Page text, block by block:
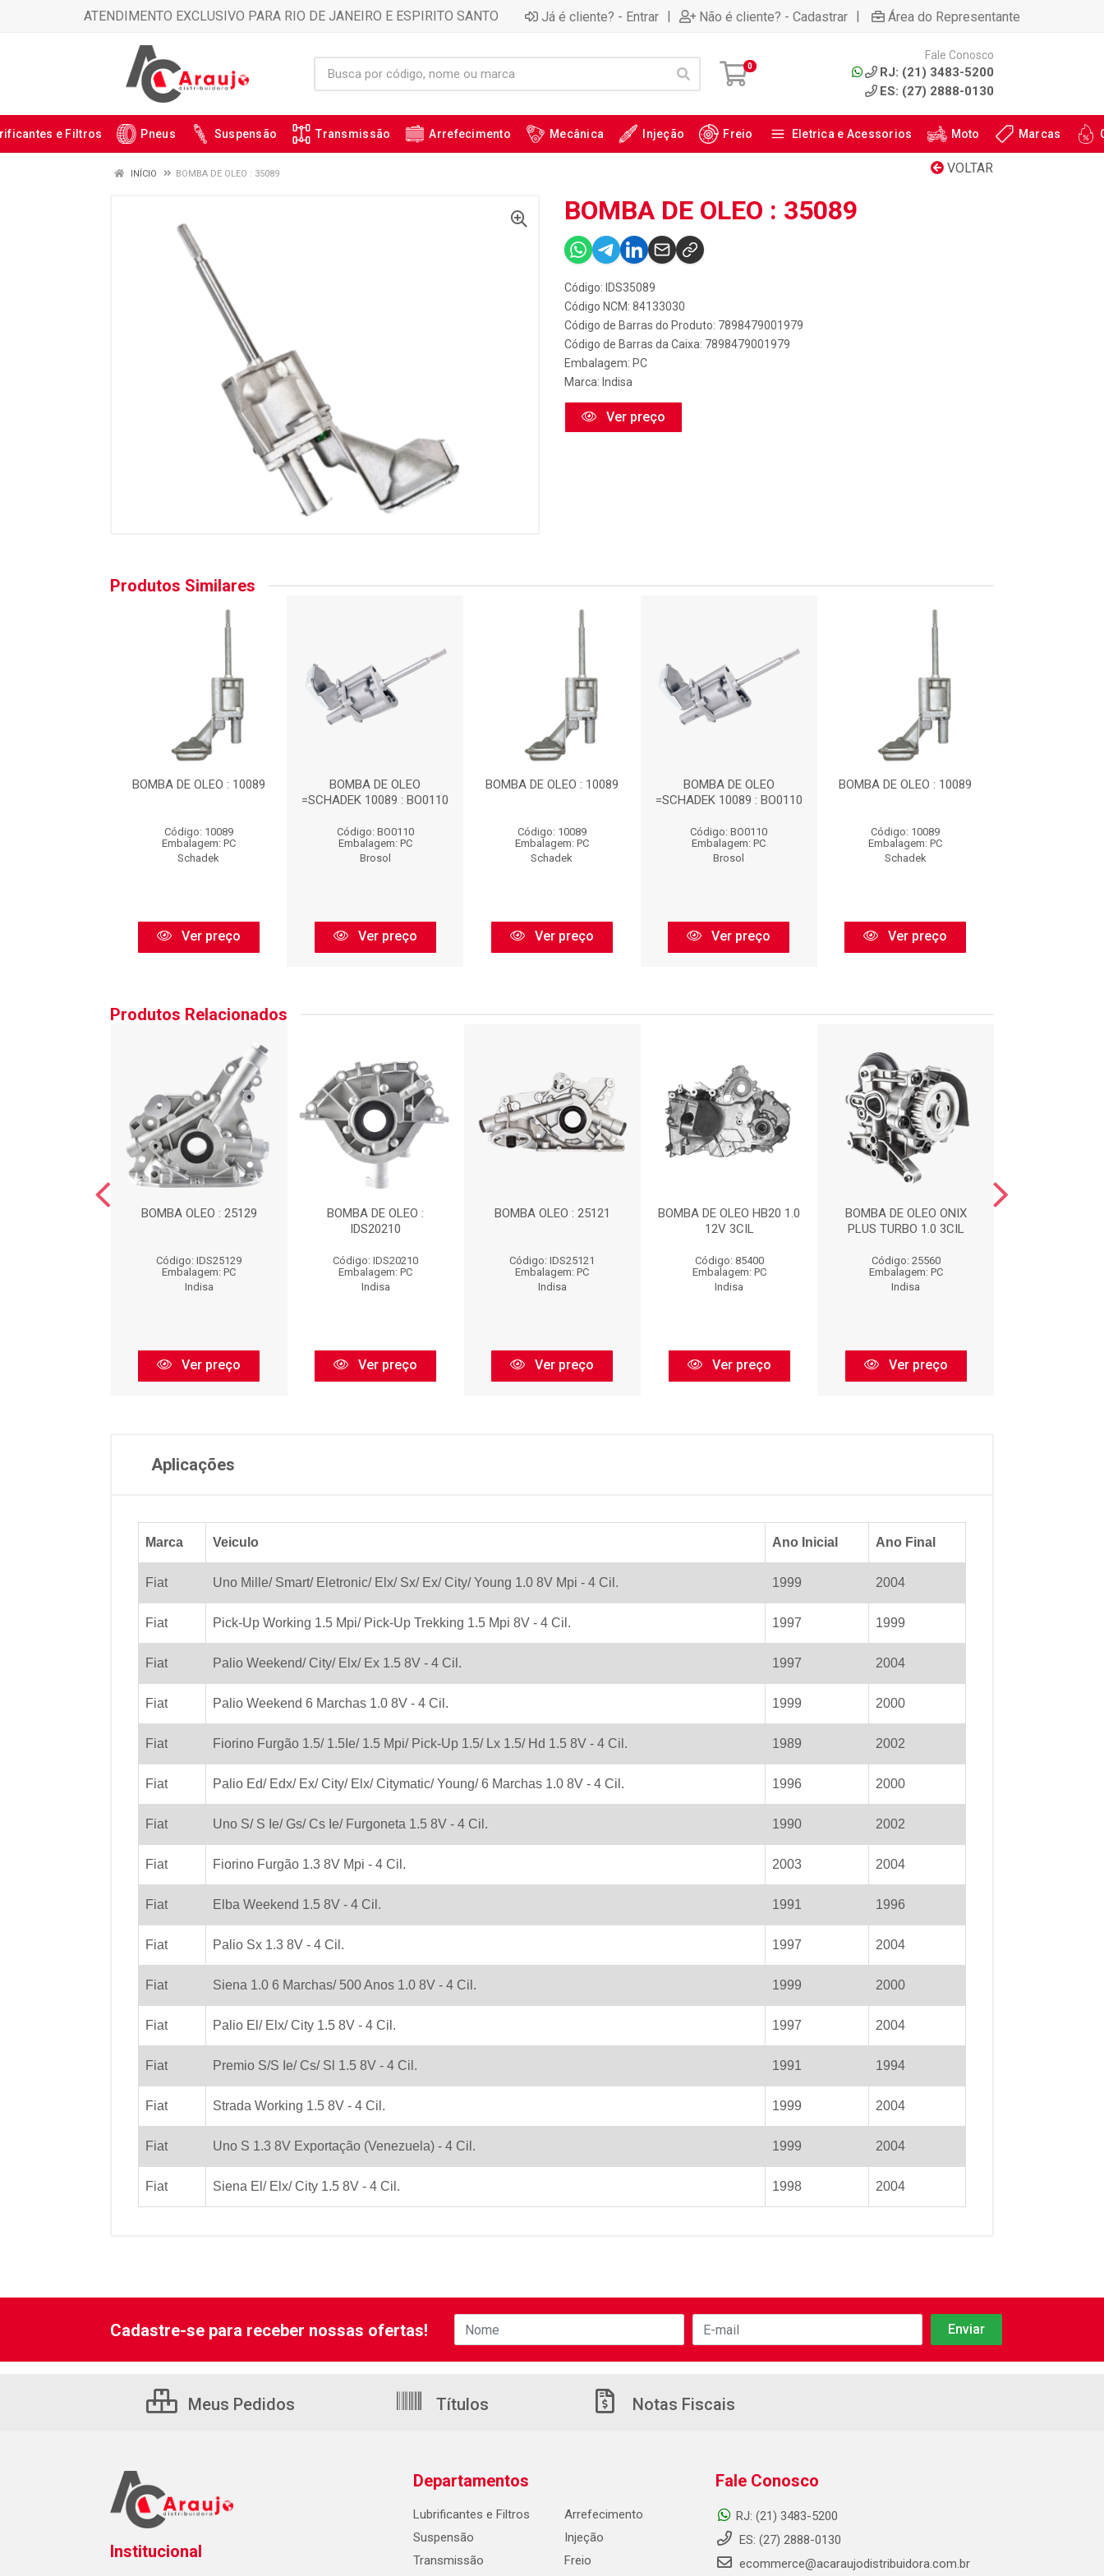
ATENDIMENTO EXCLUSIVO PARA RIO DE JANEIRO E ESPIRITO SANTO Já é cliente? - Entrar | Não é cliente? - Cadastrar | Área do Representante
0
Fale Conosco
RJ: (21) 3483-5200
ES: (27) 2888-0130
e Filtros Pneus Suspensão Transmissão Arrefecimento Mecânica Injeção Freio Eletrica e Acessorios Moto Marcas
VOLTAR
INÍCIO BOMBA DE OLEO : 35089
BOMBA DE OLEO : 35089
Código: IDS35089
Código NCM: 84133030
Código de Barras do Produto: 7898479001979
Código de Barras da Caixa: 7898479001979
Embalagem: PC
Marca: Indisa
Ver preço
Produtos Similares
BOMBA DE OLEO : 10089
Código: 10089
Embalagem: PC
Schadek
Ver preço
BOMBA DE OLEO
=SCHADEK 10089 : BO0110
Código: BO0110
Embalagem: PC
Brosol
Ver preço
BOMBA DE OLEO : 10089
Código: 10089
Embalagem: PC
Schadek
Ver preço
BOMBA DE OLEO
=SCHADEK 10089 : BO0110
Código: BO0110
Embalagem: PC
Brosol
Ver preço
BOMBA DE OLEO : 10089
Código: 10089
Embalagem: PC
Schadek
Ver preço
Produtos Relacionados
BOMBA OLEO : 25129
Código: IDS25129
Embalagem: PC
Indisa
Ver preço
BOMBA DE OLEO :
IDS20210
Código: IDS20210
Embalagem: PC
Indisa
Ver preço
BOMBA OLEO : 25121
Código: IDS25121
Embalagem: PC
Indisa
Ver preço
BOMBA DE OLEO HB20 1.0
12V 3CIL
Código: 85400
Embalagem: PC
Indisa
Ver preço
BOMBA DE OLEO ONIX
PLUS TURBO 1.0 3CIL
Código: 25560
Embalagem: PC
Indisa
Ver preço
Aplicações
Marca Veiculo Ano Inicial Ano Final
Fiat Uno Mille/ Smart/ Eletronic/ Elx/ Sx/ Ex/ City/ Young 1.0 8V Mpi - 4 Cil. 1999 2004
Fiat Pick-Up Working 1.5 Mpi/ Pick-Up Trekking 1.5 Mpi 8V - 4 Cil. 1997 1999
Fiat Palio Weekend/ City/ Elx/ Ex 1.5 8V - 4 Cil. 1997 2004
Fiat Palio Weekend 6 Marchas 1.0 8V - 4 Cil. 1999 2000
Fiat Fiorino Furgão 1.5/ 1.5Ie/ 1.5 Mpi/ Pick-Up 1.5/ Lx 1.5/ Hd 1.5 8V - 4 Cil. 1989 2002
Fiat Palio Ed/ Edx/ Ex/ City/ Elx/ Citymatic/ Young/ 6 Marchas 1.0 8V - 4 Cil. 1996 2000
Fiat Uno S/ S Ie/ Gs/ Cs Ie/ Furgoneta 1.5 8V - 4 Cil. 1990 2002
Fiat Fiorino Furgão 1.3 8V Mpi - 4 Cil. 2003 2004
Fiat Elba Weekend 1.5 8V - 4 Cil. 1991 1996
Fiat Palio Sx 1.3 8V - 4 Cil. 1997 2004
Fiat Siena 1.0 6 Marchas/ 500 Anos 1.0 8V - 4 Cil. 1999 2000
Fiat Palio El/ Elx/ City 1.5 8V - 4 Cil. 1997 2004
Fiat Premio S/S Ie/ Cs/ Sl 1.5 8V - 4 Cil. 1991 1994
Fiat Strada Working 1.5 8V - 4 Cil. 1999 2004
Fiat Uno S 1.3 8V Exportação (Venezuela) - 4 Cil. 1999 2004
Fiat Siena El/ Elx/ City 1.5 8V - 4 Cil. 1998 2004
Cadastre-se para receber nossas ofertas!
Meus Pedidos Títulos Notas Fiscais
Institucional
Departamentos
Lubrificantes e Filtros
Suspensão
Transmissão
Arrefecimento
Injeção
Freio
Fale Conosco
RJ: (21) 3483-5200
ES: (27) 2888-0130
ecommerce@acaraujodistribuidora.com.br